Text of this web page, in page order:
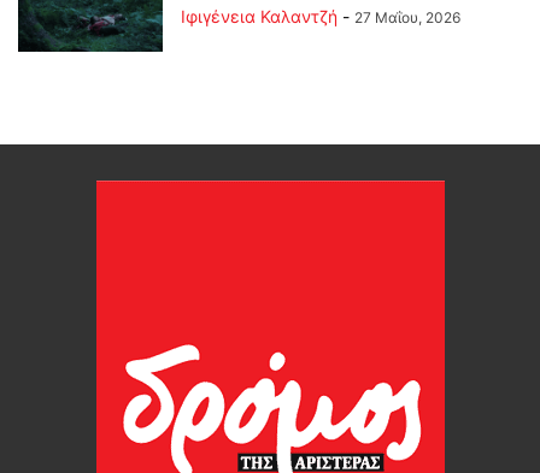
Ιφιγένεια Καλαντζή - 27 Μαΐου, 2026